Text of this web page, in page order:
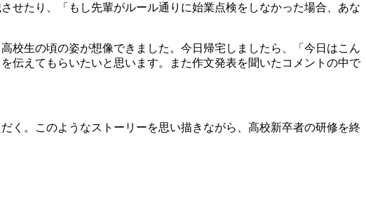
せたり、「もし先輩がルール通りに始業点検をしなかった場合、あな
校生の頃の姿が想像できました。今日帰宅しましたら、「今日はこん
伝えてもらいたいと思います。また作文発表を聞いたコメントの中で
く。このようなストーリーを思い描きながら、高校新卒者の研修を終